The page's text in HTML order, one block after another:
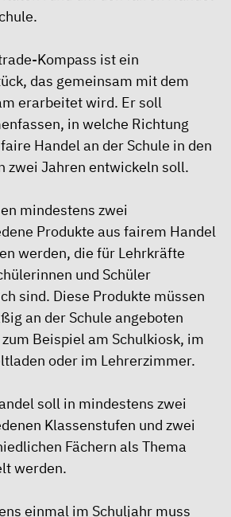
Kompass ist ein
das gemeinsam mit dem
erarbeitet wird. Er soll
in welche Richtung
Handel an der Schule in den
zwei Jahren entwickeln soll.
mindestens zwei
Produkte aus fairem Handel
werden, die für Lehrkräfte
und Schüler
sind. Diese Produkte müssen
an der Schule angeboten
Beispiel am Schulkiosk, im
oder im Lehrerzimmer.
soll in mindestens zwei
Klassenstufen und zwei
Fächern als Thema
werden.
einmal im Schuljahr muss